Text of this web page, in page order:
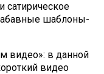
шаблоны-
видео»: в данной
видео